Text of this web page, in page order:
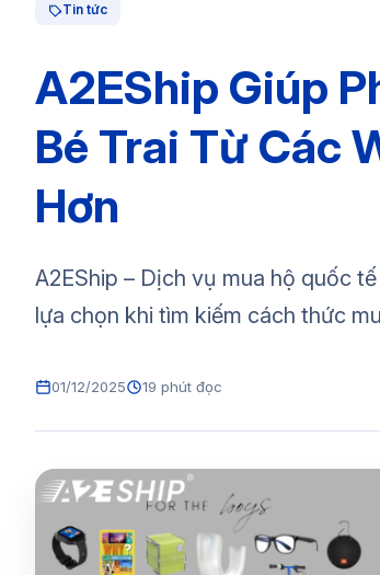
Tin tức
A2EShip Giúp
Bé Trai Từ Các
Hơn
A2EShip – Dịch vụ mua hộ quốc
lựa chọn khi tìm kiếm cách thức
01/12/2025 19 phút đọc